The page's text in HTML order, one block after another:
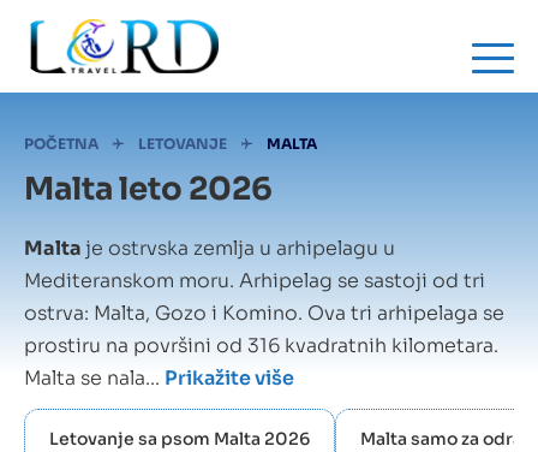
main
content
Mrvice
POČETNA LETOVANJE MALTA
Malta leto 2026
Malta je ostrvska zemlja u arhipelagu u
Mediteranskom moru. Arhipelag se sastoji od tri
ostrva: Malta, Gozo i Komino. Ova tri arhipelaga se
prostiru na površini od 316 kvadratnih kilometara.
Malta se nala... Prikažite više
Letovanje sa psom Malta 2026 Malta samo za